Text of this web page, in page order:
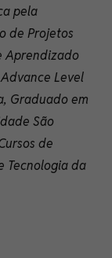
pela
de Projetos
Aprendizado
Level
Graduado em
São
de
Tecnologia da